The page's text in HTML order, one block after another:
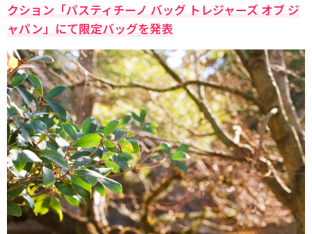
クション「パスティチーノ バッグ トレジャーズ オブ ジ
ャパン」にて限定バッグを発表